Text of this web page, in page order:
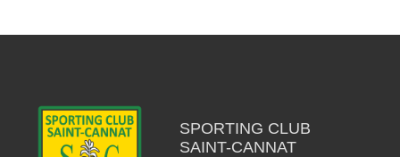
SPORTING CLUB
SAINT-CANNAT